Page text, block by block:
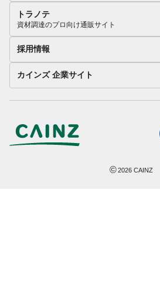
トラノテ
資材調達のプロ向け通販サイト
採用情報
カインズ 企業サイト
©2026 CAINZ